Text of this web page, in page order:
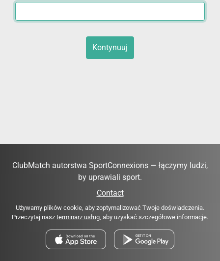
Kontynuuj
ClubMatch autorstwa SportConnexions — łączymy ludzi,
by uprawiali sport.
Contact
Używamy plików cookie, aby zoptymalizować Twoje doświadczenia.
Przeczytaj nasz terminarz usług, aby uzyskać szczegółowe informacje.